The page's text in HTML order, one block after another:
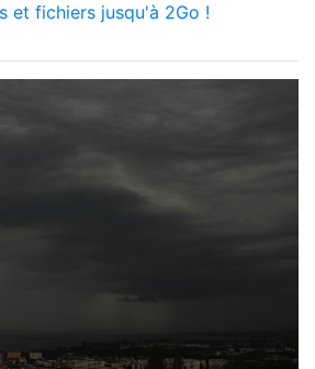
et fichiers jusqu'à 2Go !